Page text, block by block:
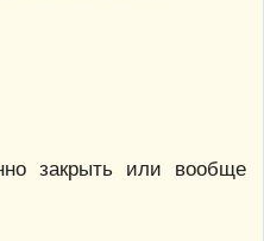
закрыть или вообще